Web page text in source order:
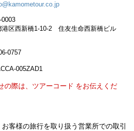
0003
港区西新橋1-10-2 住友生命西新橋ビル
0757
005ZAD1
の際は、ツアーコード をお伝えくだ
客様の旅行を取り扱う営業所での取引